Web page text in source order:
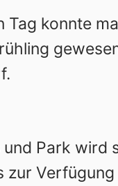
Tag konnte
Park